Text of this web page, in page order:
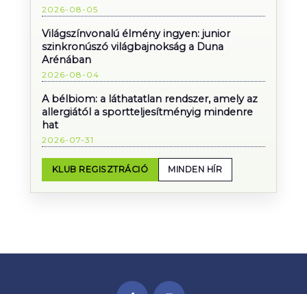
2026-08-05
Világszínvonalú élmény ingyen: junior
szinkronúszó világbajnokság a Duna
Arénában
2026-08-04
A bélbiom: a láthatatlan rendszer, amely az
allergiától a sportteljesítményig mindenre
hat
2026-07-31
KLUB REGISZTRÁCIÓ MINDEN HÍR